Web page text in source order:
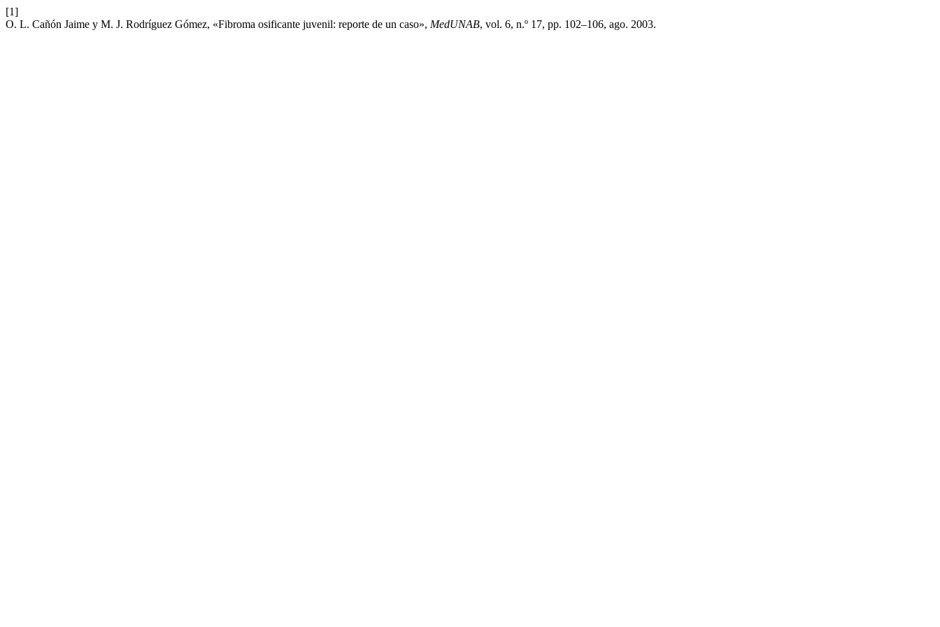
[1]
O. L. Cañón Jaime y M. J. Rodríguez Gómez, «Fibroma osificante juvenil: reporte de un caso», MedUNAB, vol. 6, n.º 17, pp. 102–106, ago. 2003.